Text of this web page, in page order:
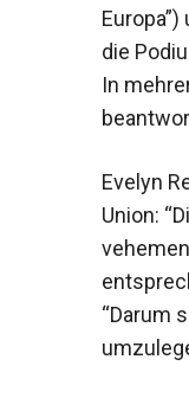
die
In
Evelyn
Union:
“Darum